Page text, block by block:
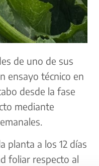
de uno de sus
ensayo técnico en
desde la fase
mediante
planta a los 12 días
foliar respecto al